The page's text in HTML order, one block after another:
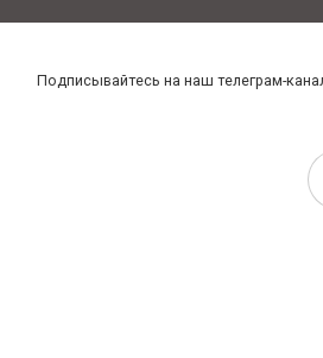
Подписывайтесь на наш телеграм-